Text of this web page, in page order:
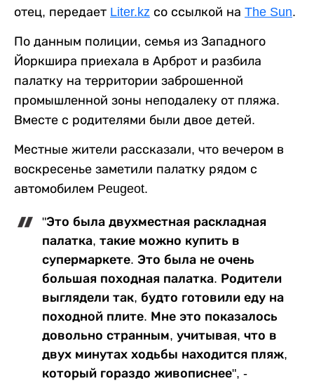
отец, передает Liter.kz со ссылкой на The Sun.
По данным полиции, семья из Западного
Йоркшира приехала в Арброт и разбила
палатку на территории заброшенной
промышленной зоны неподалеку от пляжа.
Вместе с родителями были двое детей.
Местные жители рассказали, что вечером в
воскресенье заметили палатку рядом с
автомобилем Peugeot.
"Это была двухместная раскладная
палатка, такие можно купить в
супермаркете. Это была не очень
большая походная палатка. Родители
выглядели так, будто готовили еду на
походной плите. Мне это показалось
довольно странным, учитывая, что в
двух минутах ходьбы находится пляж,
который гораздо живописнее", -